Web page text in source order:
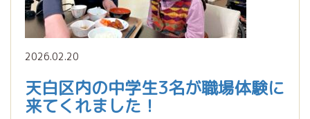
2026.02.20
天白区内の中学生3名が職場体験に
来てくれました！